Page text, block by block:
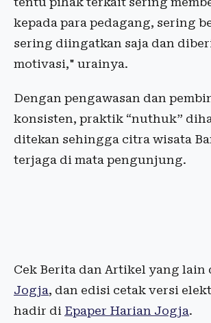
kepada para pedagang, sering
sering diingatkan saja dan
motivasi," urainya.
Dengan pengawasan dan
konsisten, praktik “nuthuk”
ditekan sehingga citra wisata
terjaga di mata pengunjung.
Cek Berita dan Artikel yang lain
Jogja, dan edisi cetak versi
hadir di Epaper Harian Jogja.